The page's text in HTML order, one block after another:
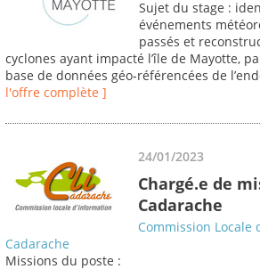
Sujet du stage :
événements
passés et
cyclones ayant impacté l’île de Mayotte,
base de données géo‐référencées de
l'offre complète ]
24/01/2023
Chargé.e de
Cadarache
Commission Locale
Cadarache
Missions du poste :